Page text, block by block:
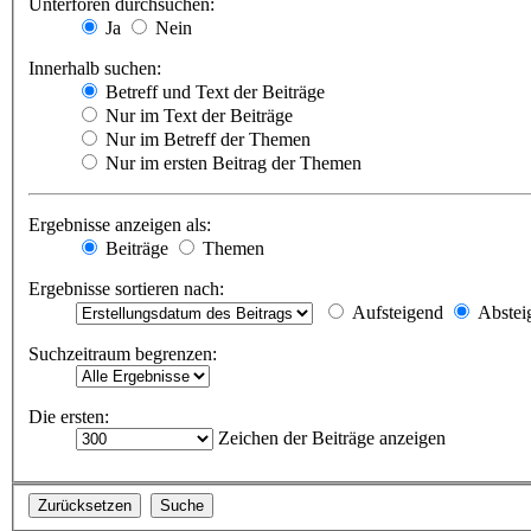
Unterforen durchsuchen:
Ja
Nein
Innerhalb suchen:
Betreff und Text der Beiträge
Nur im Text der Beiträge
Nur im Betreff der Themen
Nur im ersten Beitrag der Themen
Ergebnisse anzeigen als:
Beiträge
Themen
Ergebnisse sortieren nach:
Aufsteigend
Suchzeitraum begrenzen:
Die ersten:
Zeichen der Beiträge anzeigen